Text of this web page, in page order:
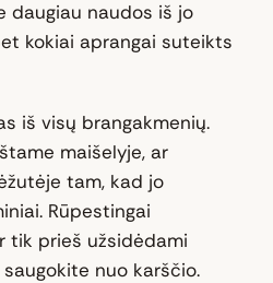
daugiau naudos iš jo
kokiai aprangai suteikts
iš visų brangakmenių.
maišelyje, ar
tam, kad jo
Rūpestingai
tik prieš užsidėdami
nuo karščio.